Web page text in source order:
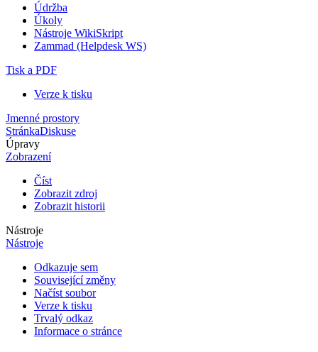
Údržba
Úkoly
Nástroje WikiSkript
Zammad (Helpdesk WS)
Tisk a PDF
Verze k tisku
Jmenné prostory
StránkaDiskuse
Úpravy
Zobrazení
Číst
Zobrazit zdroj
Zobrazit historii
Nástroje
Nástroje
Odkazuje sem
Související změny
Načíst soubor
Verze k tisku
Trvalý odkaz
Informace o stránce